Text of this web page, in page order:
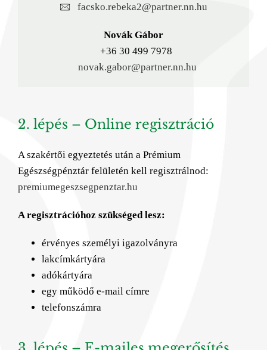
facsko.rebeka2@partner.nn.hu
Novák Gábor
+36 30 499 7978
novak.gabor@partner.nn.hu
2. lépés – Online regisztráció
A szakértői egyeztetés után a Prémium
Egészségpénztár felületén kell regisztrálnod:
premiumegeszsegpenztar.hu
A regisztrációhoz szükséged lesz:
érvényes személyi igazolványra
lakcímkártyára
adókártyára
egy működő e-mail címre
telefonszámra